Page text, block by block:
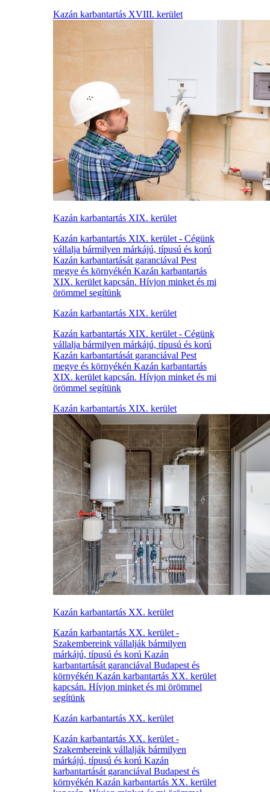
Kazán karbantartás XVIII. kerület
Kazán karbantartás XIX. kerület
Kazán karbantartás XIX. kerület - Cégünk
vállalja bármilyen márkájú, típusú és korú
Kazán karbantartását garanciával Pest
megye és környékén Kazán karbantartás
XIX. kerület kapcsán. Hívjon minket és mi
örömmel segítünk
Kazán karbantartás XIX. kerület
Kazán karbantartás XIX. kerület - Cégünk
vállalja bármilyen márkájú, típusú és korú
Kazán karbantartását garanciával Pest
megye és környékén Kazán karbantartás
XIX. kerület kapcsán. Hívjon minket és mi
örömmel segítünk
Kazán karbantartás XIX. kerület
Kazán karbantartás XX. kerület
Kazán karbantartás XX. kerület -
Szakembereink vállalják bármilyen
márkájú, típusú és korú Kazán
karbantartását garanciával Budapest és
környékén Kazán karbantartás XX. kerület
kapcsán. Hívjon minket és mi örömmel
segítünk
Kazán karbantartás XX. kerület
Kazán karbantartás XX. kerület -
Szakembereink vállalják bármilyen
márkájú, típusú és korú Kazán
karbantartását garanciával Budapest és
környékén Kazán karbantartás XX. kerület